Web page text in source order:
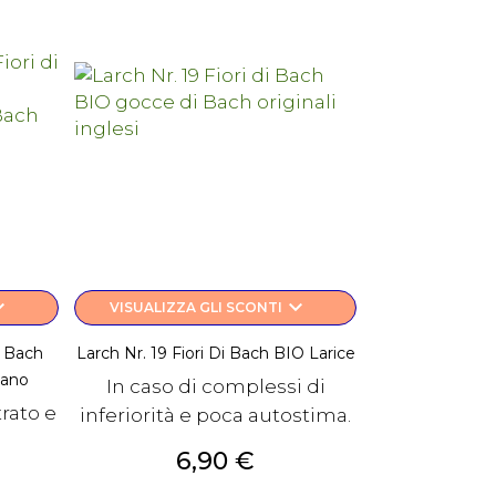
e
VISUALIZZA GLI SCONTI keyboard_arrow_down
Larch Nr. 19 Fiori Di Bach BIO Larice
In caso di complessi di
inferiorità e poca autostima.
Prezzo
6,90 €